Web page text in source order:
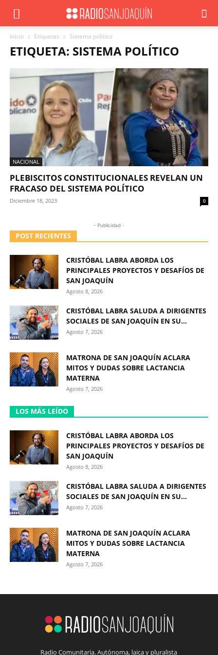
Inicio Etiquetas Sistema político
ETIQUETA: SISTEMA POLÍTICO
NACIONAL
PLEBISCITOS CONSTITUCIONALES REVELAN UN
FRACASO DEL SISTEMA POLÍTICO
Diciembre 18, 2023 0
- Publicidad -
POST RECIENTES
CRISTÓBAL LABRA ABORDA LOS
PRINCIPALES PROYECTOS Y DESAFÍOS DE
SAN JOAQUÍN
Agosto 8, 2026
CRISTÓBAL LABRA SALUDA A DIRIGENTES
SOCIALES DE SAN JOAQUÍN EN SU...
Agosto 7, 2026
MATRONA DE SAN JOAQUÍN ACLARA
MITOS Y DUDAS SOBRE LACTANCIA
MATERNA
Agosto 7, 2026
LOS MÁS LEÍDO
CRISTÓBAL LABRA ABORDA LOS
PRINCIPALES PROYECTOS Y DESAFÍOS DE
SAN JOAQUÍN
Agosto 8, 2026
CRISTÓBAL LABRA SALUDA A DIRIGENTES
SOCIALES DE SAN JOAQUÍN EN SU...
Agosto 7, 2026
MATRONA DE SAN JOAQUÍN ACLARA
MITOS Y DUDAS SOBRE LACTANCIA
MATERNA
Agosto 7, 2026
Radio Comunitaria. Autónoma, laica y pluralista